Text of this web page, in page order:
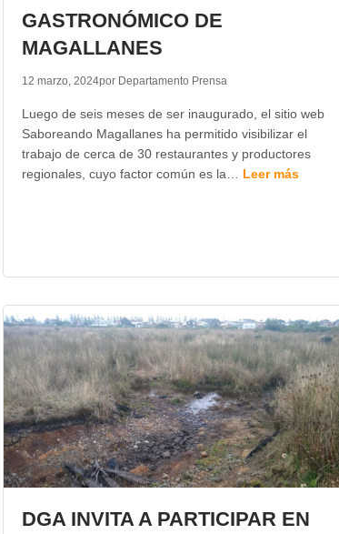
GASTRONÓMICO DE
MAGALLANES
12 marzo, 2024por Departamento Prensa
Luego de seis meses de ser inaugurado, el sitio web
Saboreando Magallanes ha permitido visibilizar el
trabajo de cerca de 30 restaurantes y productores
regionales, cuyo factor común es la… Leer más
DGA INVITA A PARTICIPAR EN